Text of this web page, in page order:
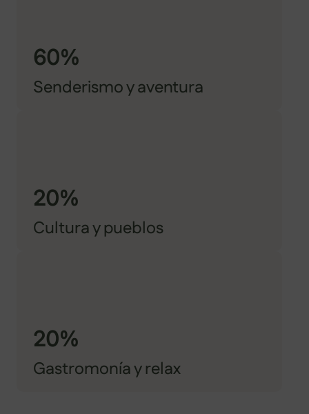
60%
Senderismo y aventura
20%
Cultura y pueblos
20%
Gastromonía y relax